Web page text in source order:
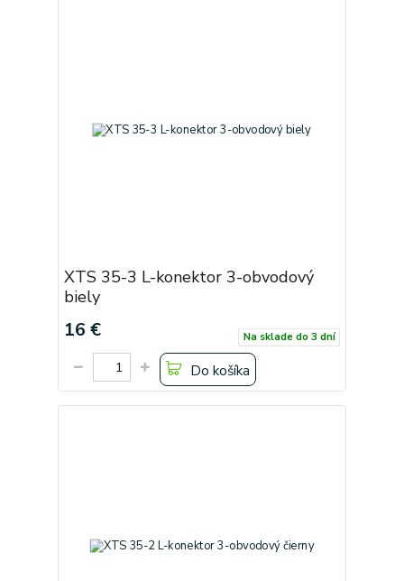
XTS 35-3 L-konektor 3-obvodový
biely
16 € Na sklade do 3 dní
Do košíka